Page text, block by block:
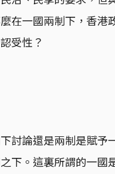
在一國兩制下，香港
受性？
討論還是兩制是賦予
下。這裏所謂的一國